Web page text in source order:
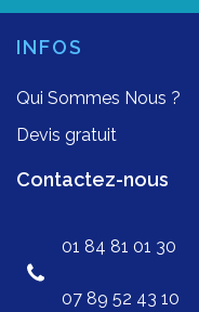
INFOS
Qui Sommes Nous ?
Devis gratuit
Contactez-nous
01 84 81 01 30
07 89 52 43 10